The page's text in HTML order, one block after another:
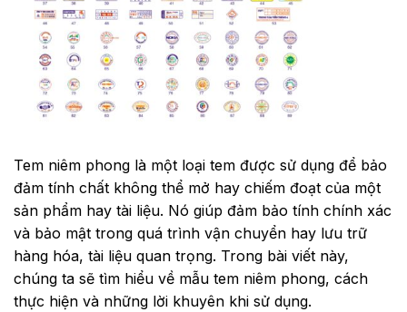
Tem niêm phong là một loại tem được sử dụng để bảo
đảm tính chất không thể mở hay chiếm đoạt của một
sản phẩm hay tài liệu. Nó giúp đảm bảo tính chính xác
và bảo mật trong quá trình vận chuyển hay lưu trữ
hàng hóa, tài liệu quan trọng. Trong bài viết này,
chúng ta sẽ tìm hiểu về mẫu tem niêm phong, cách
thực hiện và những lời khuyên khi sử dụng.